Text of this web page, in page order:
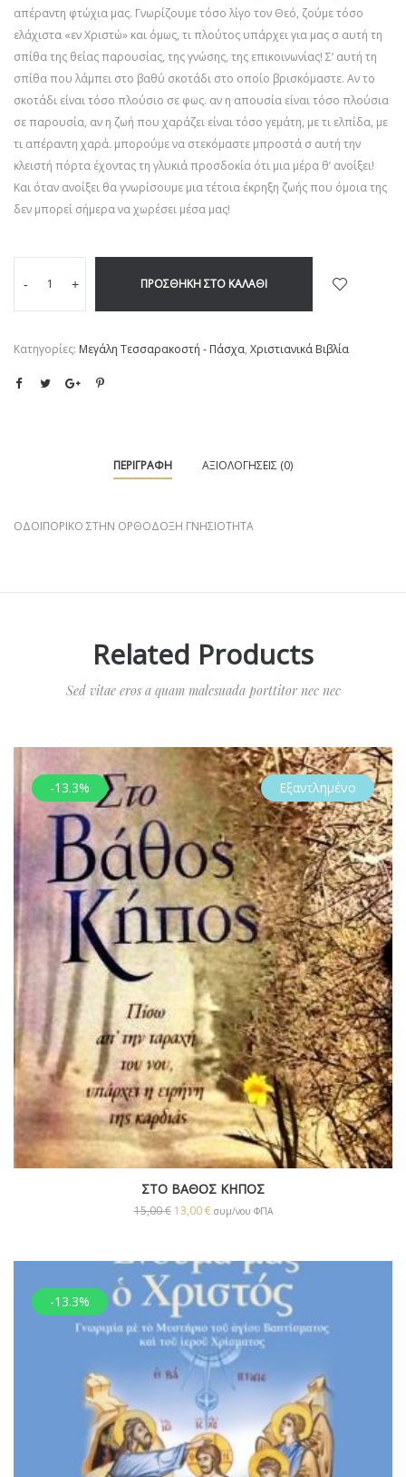
απέραντη φτώχια μας. Γνωρίζουμε τόσο λίγο τον Θεό, ζούμε τόσο
ελάχιστα «εν Χριστώ» και όμως, τι πλούτος υπάρχει για μας σ αυτή τη
σπίθα της θείας παρουσίας, της γνώσης, της επικοινωνίας! Σ’ αυτή τη
σπίθα που λάμπει στο βαθύ σκοτάδι στο οποίο βρισκόμαστε. Αν το
σκοτάδι είναι τόσο πλούσιο σε φως. αν η απουσία είναι τόσο πλούσια
σε παρουσία, αν η ζωή που χαράζει είναι τόσο γεμάτη, με τι ελπίδα, με
τι απέραντη χαρά. μπορούμε να στεκόμαστε μπροστά σ αυτή την
κλειστή πόρτα έχοντας τη γλυκιά προσδοκία ότι μια μέρα θ’ ανοίξει!
Και όταν ανοίξει θα γνωρίσουμε μια τέτοια έκρηξη ζωής που όμοια της
δεν μπορεί σήμερα να χωρέσει μέσα μας!
- + ΠΡΟΣΘΉΚΗ ΣΤΟ ΚΑΛΆΘΙ
Κατηγορίες: Μεγάλη Τεσσαρακοστή - Πάσχα, Χριστιανικά Βιβλία
ΠΕΡΙΓΡΑΦΉ ΑΞΙΟΛΟΓΉΣΕΙΣ (0)
ΟΔΟΙΠΟΡΙΚΟ ΣΤΗΝ ΟΡΘΟΔΟΞΗ ΓΝΗΣΙΟΤΗΤΑ
Related Products
Sed vitae eros a quam malesuada porttitor nec nec
-13.3% Εξαντλημένο
ΣΤΟ ΒΑΘΟΣ ΚΗΠΟΣ
15,00€ 13,00€ συμ/νου ΦΠΑ
-13.3%